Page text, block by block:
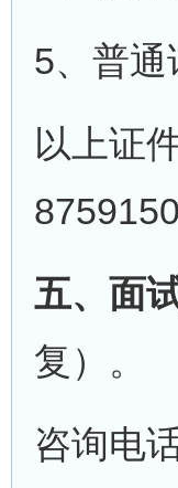
5、普通
以上证
五、面
复）。
咨询电